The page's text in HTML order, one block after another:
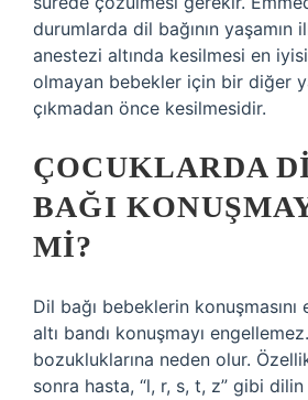
durumlarda dil bağının yaşamın
anestezi altında kesilmesi en
olmayan bebekler için bir diğer
çıkmadan önce kesilmesidir.
ÇOCUKLARDA
BAĞI
MI?
Dil bağı bebeklerin
altı bandı konuşmayı
bozukluklarına neden olur.
sonra hasta, “l, r, s, t, z” gibi dilin